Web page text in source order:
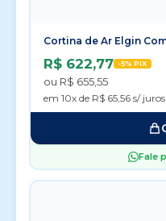
Cortina de Ar Elgin
R$ 622,77 -5% PIX
ou R$ 655,55
em 10x de R$ 65,56 s/ juros
Fale